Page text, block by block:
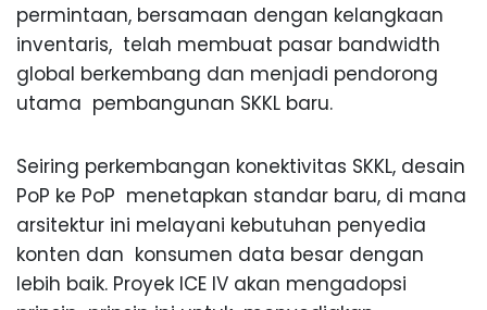
permintaan, bersamaan dengan kelangkaan
inventaris, telah membuat pasar bandwidth
global berkembang dan menjadi pendorong
utama pembangunan SKKL baru.
Seiring perkembangan konektivitas SKKL, desain
PoP ke PoP menetapkan standar baru, di mana
arsitektur ini melayani kebutuhan penyedia
konten dan konsumen data besar dengan
lebih baik. Proyek ICE IV akan mengadopsi